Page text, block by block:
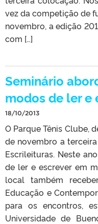
vez da competição de
novembro, a edição
com […]
Seminário
modos de ler e
18/10/2013
O Parque Tênis Clube,
de novembro a
Escrileituras. Neste
de ler e escrever em
local também
Educação e
para os encontros,
Universidade de